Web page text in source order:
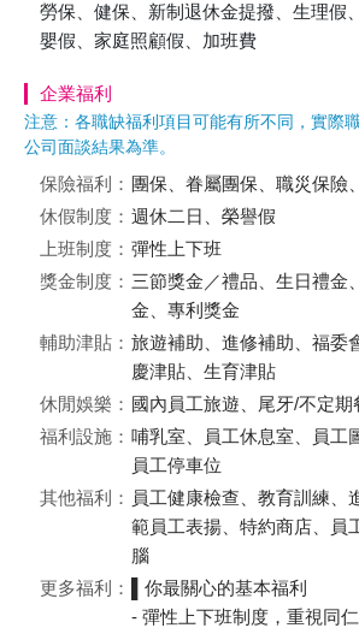
勞保、健保、新制退休金提撥、生理假
嬰假、家庭照顧假、加班費
企業福利
注意：各職缺福利項目可能有所不同，實際
公司面談結果為準。
保險福利： 團保、眷屬團保、職災保險
休假制度： 週休二日、榮譽假
上班制度： 彈性上下班
獎金制度： 三節獎金／禮品、生日禮金
金、專利獎金
輔助津貼： 旅遊補助、進修補助、福委
慶津貼、生育津貼
休閒娛樂： 國內員工旅遊、尾牙/不定
福利設施： 哺乳室、員工休息室、員工
員工停車位
其他福利： 員工健康檢查、教育訓練、
範員工表揚、特約商店、員
腦
更多福利：
▌你最關心的基本福利
- 彈性上下班制度，重視同